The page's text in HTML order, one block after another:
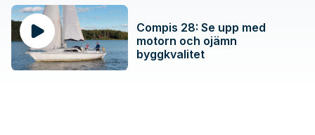
Compis 28: Se upp med
motorn och ojämn
byggkvalitet